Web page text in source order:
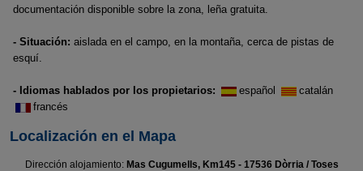
documentación disponible sobre la zona, leña gratuita.
- Situación: aislada en el campo, en la montaña, cerca de pistas de
esquí.
- Idiomas hablados por los propietarios: español
catalán
francés
Localización en el Mapa
Dirección alojamiento: Mas Cugumells, Km145 - 17536 Dòrria / Toses